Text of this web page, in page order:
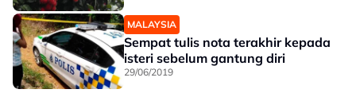
MALAYSIA
Sempat tulis nota terakhir kepada
isteri sebelum gantung diri
29/06/2019